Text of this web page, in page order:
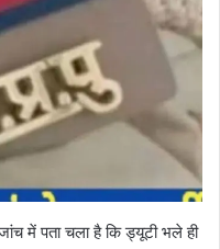
में पता चला है कि ड्यूटी भले ही